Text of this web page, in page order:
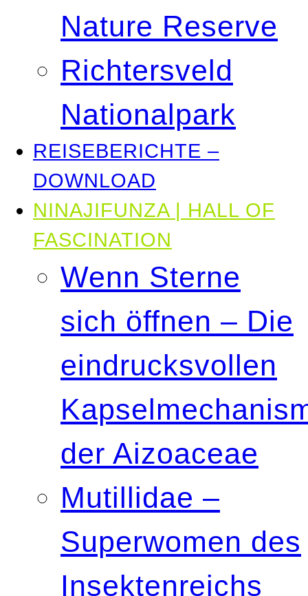
Nature Reserve
Richtersveld
Nationalpark
REISEBERICHTE –
DOWNLOAD
NINAJIFUNZA | HALL OF
FASCINATION
Wenn Sterne
sich öffnen – Die
eindrucksvollen
der Aizoaceae
Mutillidae –
Superwomen des
Insektenreichs